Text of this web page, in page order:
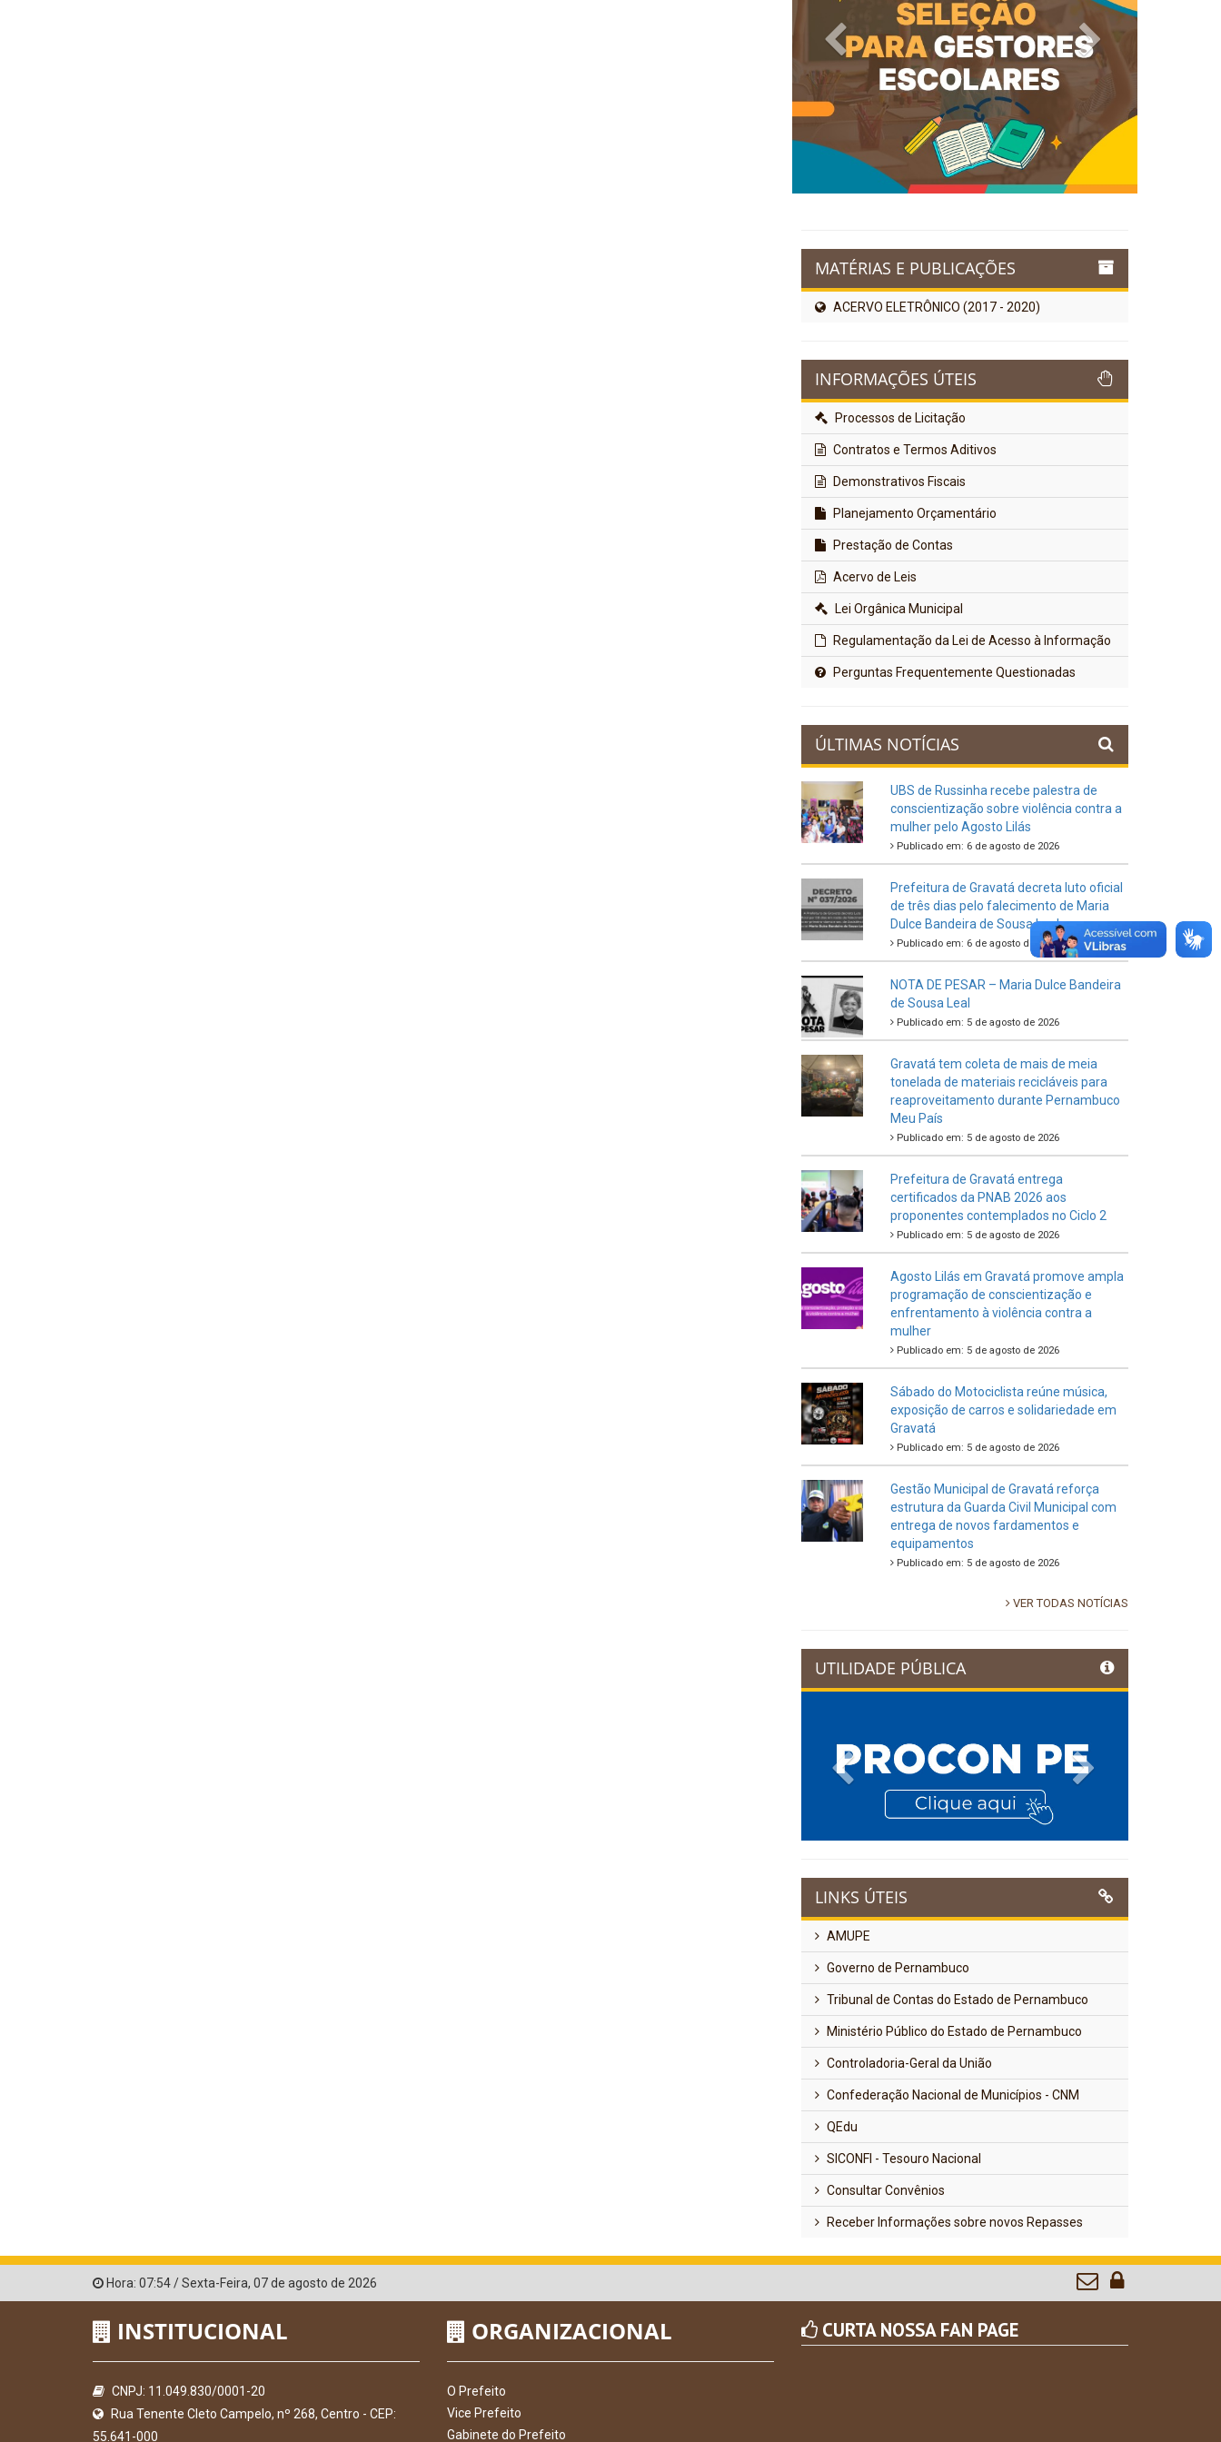
Previous Next
MATÉRIAS E PUBLICAÇÕES
ACERVO ELETRÔNICO (2017 - 2020)
INFORMAÇÕES ÚTEIS
Processos de Licitação
Contratos e Termos Aditivos
Demonstrativos Fiscais
Planejamento Orçamentário
Prestação de Contas
Acervo de Leis
Lei Orgânica Municipal
Regulamentação da Lei de Acesso à Informação
Perguntas Frequentemente Questionadas
ÚLTIMAS NOTÍCIAS
UBS de Russinha recebe palestra de
conscientização sobre violência contra a
mulher pelo Agosto Lilás
Publicado em: 6 de agosto de 2026
Prefeitura de Gravatá decreta luto oficial
de três dias pelo falecimento de Maria
Dulce Bandeira de Sousa Leal
Publicado em: 6 de agosto de 2026
NOTA DE PESAR – Maria Dulce Bandeira
de Sousa Leal
Publicado em: 5 de agosto de 2026
Gravatá tem coleta de mais de meia
tonelada de materiais recicláveis para
reaproveitamento durante Pernambuco
Meu País
Publicado em: 5 de agosto de 2026
Prefeitura de Gravatá entrega
certificados da PNAB 2026 aos
proponentes contemplados no Ciclo 2
Publicado em: 5 de agosto de 2026
Agosto Lilás em Gravatá promove ampla
programação de conscientização e
enfrentamento à violência contra a
mulher
Publicado em: 5 de agosto de 2026
Sábado do Motociclista reúne música,
exposição de carros e solidariedade em
Gravatá
Publicado em: 5 de agosto de 2026
Gestão Municipal de Gravatá reforça
estrutura da Guarda Civil Municipal com
entrega de novos fardamentos e
equipamentos
Publicado em: 5 de agosto de 2026
VER TODAS NOTÍCIAS
UTILIDADE PÚBLICA
Previous
LINKS ÚTEIS
AMUPE
Governo de Pernambuco
Tribunal de Contas do Estado de Pernambuco
Ministério Público do Estado de Pernambuco
Controladoria-Geral da União
Confederação Nacional de Municípios - CNM
QEdu
SICONFI - Tesouro Nacional
Consultar Convênios
Receber Informações sobre novos Repasses
Hora: 07:54/Sexta-Feira, 07 de agosto de 2026
INSTITUCIONAL
CNPJ: 11.049.830/0001-20
Rua Tenente Cleto Campelo, nº 268, Centro - CEP:
55.641-000
ORGANIZACIONAL
O Prefeito
Vice Prefeito
Gabinete do Prefeito
CURTA NOSSA FAN PAGE